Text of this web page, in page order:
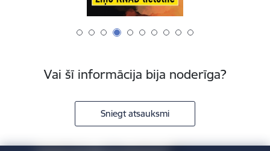
Vai šī informācija bija noderīga?
Sniegt atsauksmi